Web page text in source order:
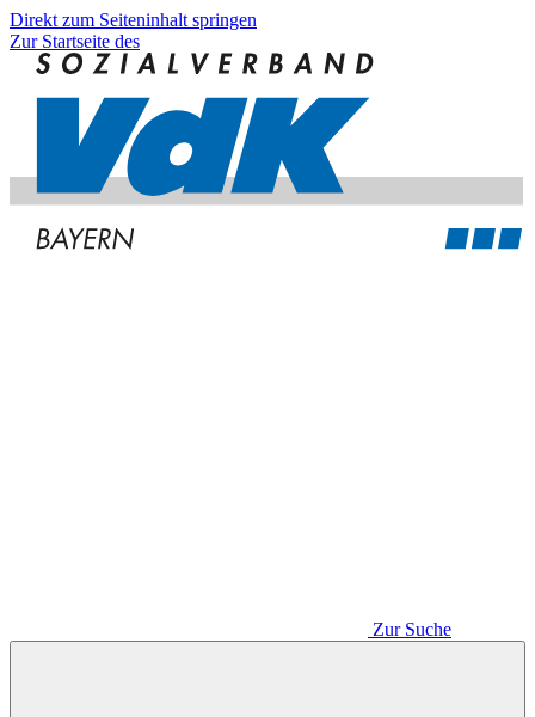
Direkt zum Seiteninhalt springen
Zur Startseite des
Zur Suche